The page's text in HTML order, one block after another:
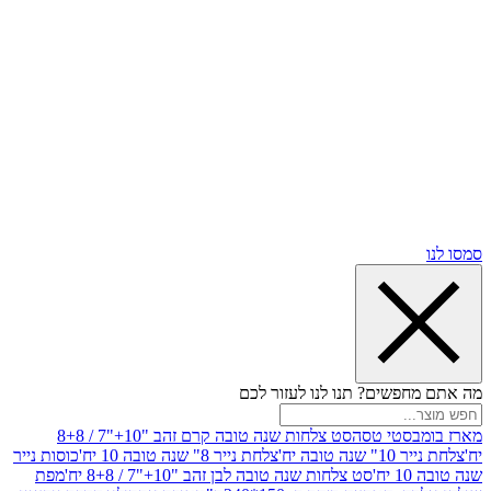
תנו לנו לעזור לכם
טסה
סט צלחות שנה טובה קרם זהב "10+"7 / 8+8
יח'
צלחת נייר 8" שנה טובה 10 יח'
כוסות נייר
סט צלחות שנה טובה לבן זהב "10+"7 / 8+8 יח'
מפת